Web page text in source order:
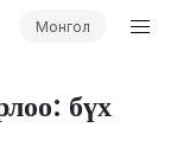
Монгол
бүх